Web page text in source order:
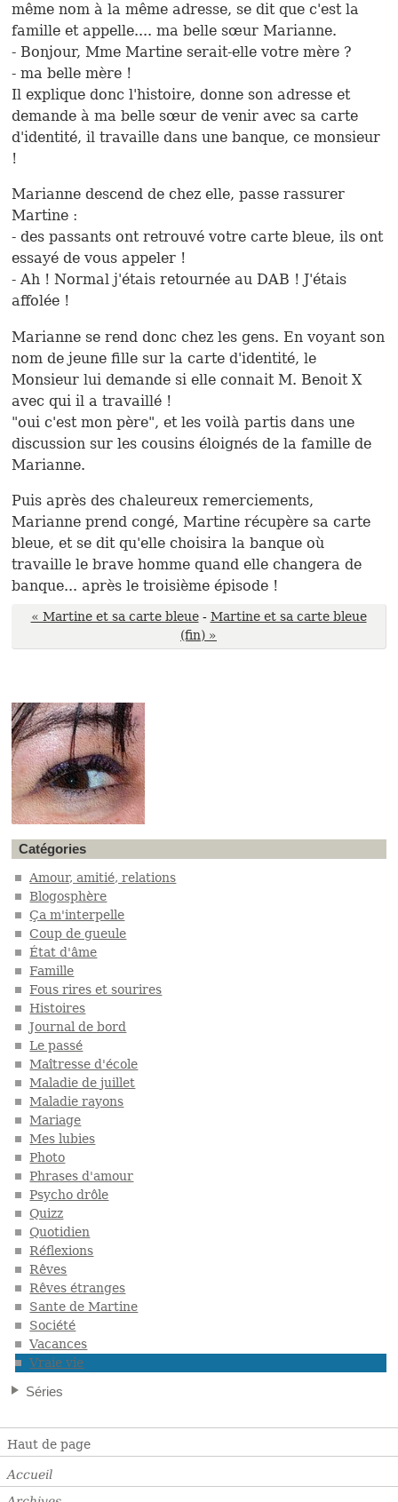
même nom à la même adresse, se dit que c'est la
famille et appelle.... ma belle sœur Marianne.
- Bonjour, Mme Martine serait-elle votre mère ?
- ma belle mère !
Il explique donc l'histoire, donne son adresse et
demande à ma belle sœur de venir avec sa carte
d'identité, il travaille dans une banque, ce monsieur
!
Marianne descend de chez elle, passe rassurer
Martine :
- des passants ont retrouvé votre carte bleue, ils ont
essayé de vous appeler !
- Ah ! Normal j'étais retournée au DAB ! J'étais
affolée !
Marianne se rend donc chez les gens. En voyant son
nom de jeune fille sur la carte d'identité, le
Monsieur lui demande si elle connait M. Benoit X
avec qui il a travaillé !
"oui c'est mon père", et les voilà partis dans une
discussion sur les cousins éloignés de la famille de
Marianne.
Puis après des chaleureux remerciements,
Marianne prend congé, Martine récupère sa carte
bleue, et se dit qu'elle choisira la banque où
travaille le brave homme quand elle changera de
banque... après le troisième épisode !
« Martine et sa carte bleue - Martine et sa carte bleue
(fin) »
Catégories
Amour, amitié, relations
Blogosphère
Ça m'interpelle
Coup de gueule
État d'âme
Famille
Fous rires et sourires
Histoires
Journal de bord
Le passé
Maîtresse d'école
Maladie de juillet
Maladie rayons
Mariage
Mes lubies
Photo
Phrases d'amour
Psycho drôle
Quizz
Quotidien
Réflexions
Rêves
Rêves étranges
Sante de Martine
Société
Vacances
Vraie vie
Séries
Haut de page
Accueil